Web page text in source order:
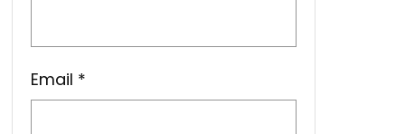
Email *